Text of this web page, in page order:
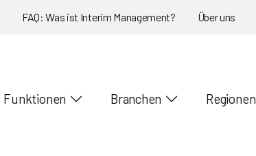
FAQ: Was ist Interim Management? Über uns
Funktionen Branchen Regionen